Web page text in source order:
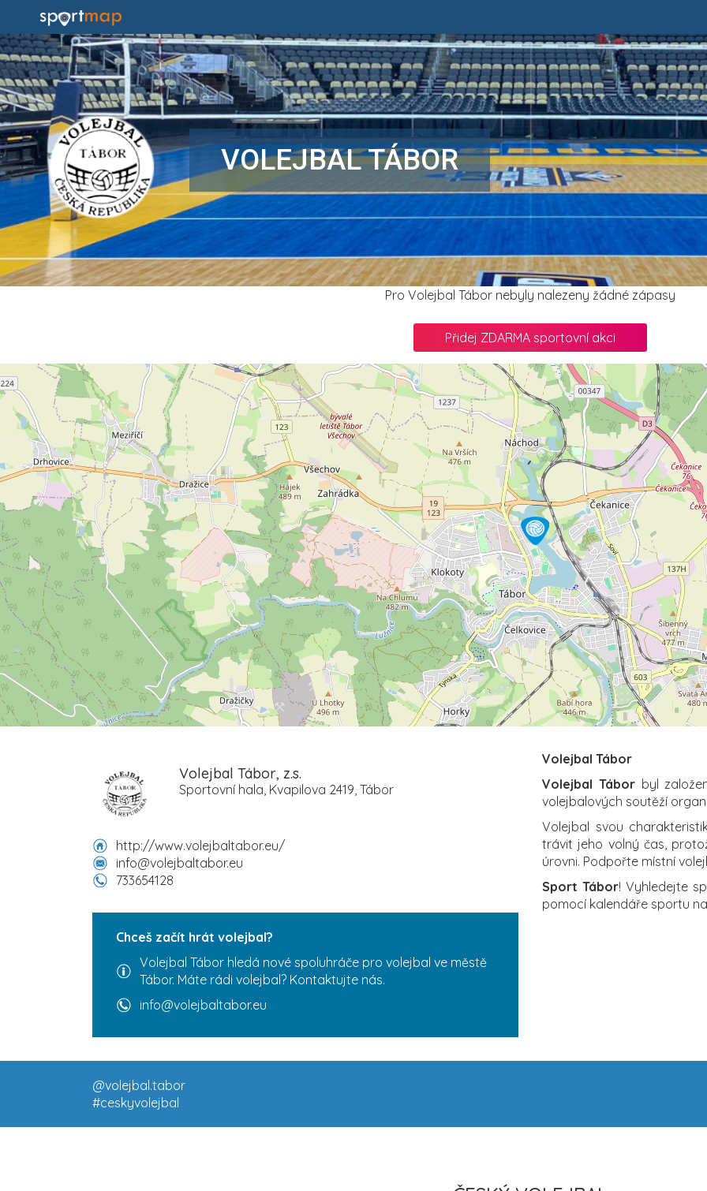
VOLEJBAL TÁBOR
Pro Volejbal Tábor nebyly nalezeny žádné zápasy
Přidej ZDARMA sportovní akci
Volejbal Tábor, z.s.
Sportovní hala, Kvapilova 2419, Tábor
http://www.volejbaltabor.eu/
info@volejbaltabor.eu
733654128
Chceš začít hrát volejbal?
Volejbal Tábor hledá nové spoluhráče pro volejbal ve městě
Tábor. Máte rádi volejbal? Kontaktujte nás.
info@volejbaltabor.eu
Volejbal Tábor
Volejbal Táborbyl
volejbalových soutěží
Volejbal svou
trávit jeho volný čas,
úrovni. Podpořte místní
Sport Tábor! Vyhledejte
pomocí kalendáře sportu
@volejbal.tabor
#ceskyvolejbal